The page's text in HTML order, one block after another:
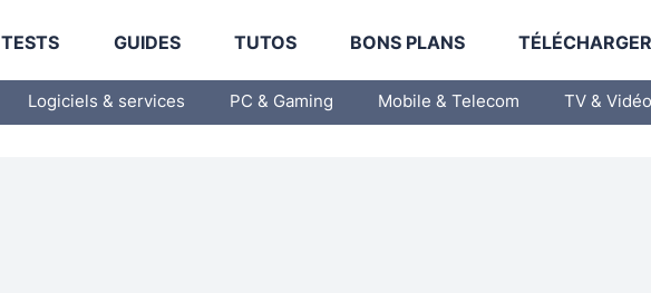
TESTS GUIDES TUTOS BONS PLANS
Logiciels & services PC & Gaming Mobile & Telecom TV & Vidéo